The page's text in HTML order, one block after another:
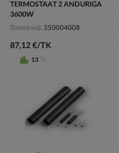
TERMOSTAAT 2 ANDURIGA
3600W
Tootekood 350004008
87,12 €/TK
13 TK